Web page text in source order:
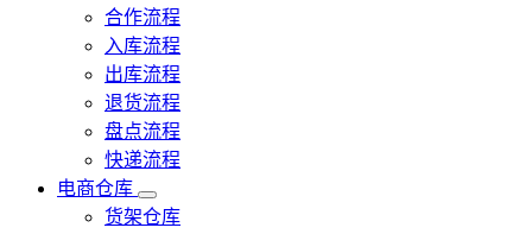
合作流程
入库流程
出库流程
退货流程
盘点流程
快递流程
电商仓库
货架仓库